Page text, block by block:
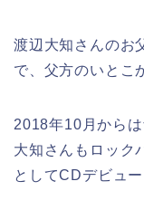
渡辺大知さんのお
で、父方のいとこ
2018年10月から
大知さんもロック
としてCDデビュー